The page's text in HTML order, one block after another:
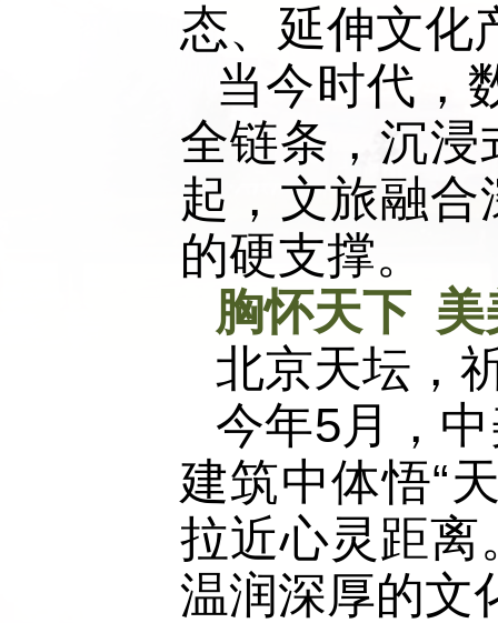
态、延伸文化
当今时代，
全链条，沉
起，文旅融
的硬支撑。
胸怀天下
北京天坛，
今年5月，
建筑中体悟“
拉近心灵距离
温润深厚的文